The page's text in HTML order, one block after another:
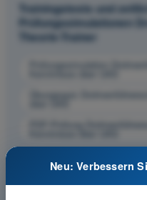
Trainingstests und
Prüfungssimulationen
Theorie-Trainer
Prüfungssimulation
Übungsquiz
PDF-Prüfung
Neu: Verbessern